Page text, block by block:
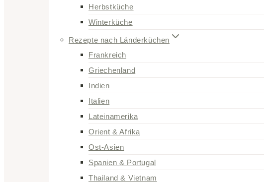
Herbstküche
Winterküche
Rezepte nach Länderküchen
Frankreich
Griechenland
Indien
Italien
Lateinamerika
Orient & Afrika
Ost-Asien
Spanien & Portugal
Thailand & Vietnam